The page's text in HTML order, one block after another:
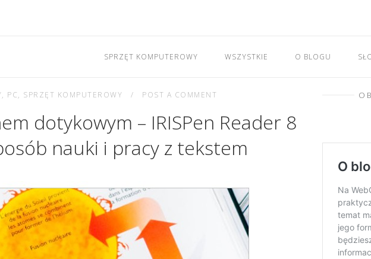
SPRZĘT KOMPUTEROWY WSZYSTKIE O BLOGU
, PC, SPRZĘT KOMPUTEROWY POST A COMMENT
dotykowym – IRISPen Reader 8
nauki i pracy z tekstem
O